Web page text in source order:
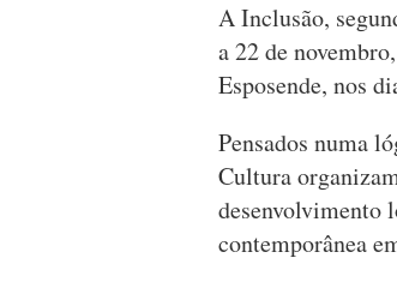
A Inclusão,
a 22 de
Esposende, nos
Pensados numa
Cultura
desenvolvimento
contemporânea